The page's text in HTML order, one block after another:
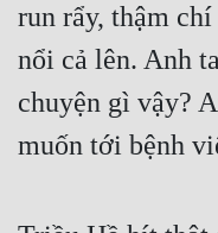
run rẩy, thậm
nổi cả lên. Anh
chuyện gì vậy?
muốn tới bệnh